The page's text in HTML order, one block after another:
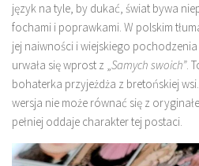
język na tyle, by dukać, świat bywa
fochami i poprawkami. W polskim
jej naiwności i wiejskiego
urwała się wprost z „Samych swoich”.
bohaterka przyjeżdża z bretońskiej
wersja nie może równać się z
pełniej oddaje charakter tej postaci.